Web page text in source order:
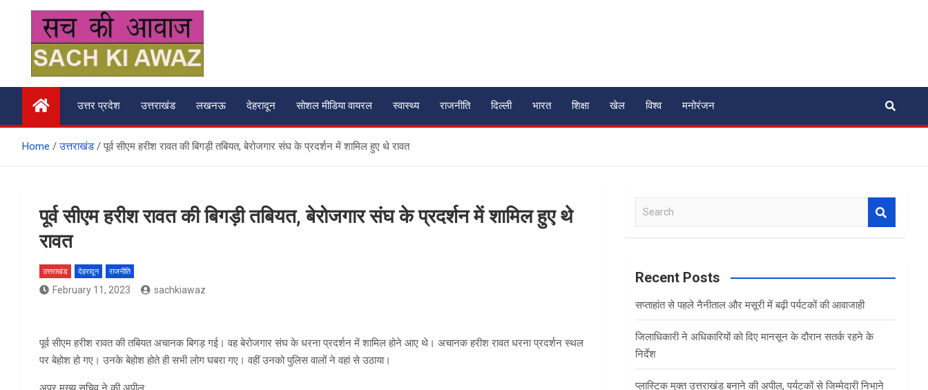
content
सच की आवाज
उत्तर प्रदेश उत्तराखंड लखनऊ देहरादून सोशल मीडिया वायरल स्वास्थ्य राजनीति दिल्ली भारत शिक्षा खेल विश्व मनोरंजन
Home उत्तराखंड पूर्व सीएम हरीश रावत की ब‍िगड़ी तबियत, बेरोजगार संघ के प्रदर्शन में शामिल हुए थे रावत
पूर्व सीएम हरीश रावत की ब‍िगड़ी तबियत, बेरोजगार संघ के प्रदर्शन में शामिल हुए थे
रावत
उत्तराखंड देहरादून राजनीति
February 11, 2023 sachkiawaz
पूर्व सीएम हरीश रावत की तबियत अचानक बिगड़ गई। वह बेरोजगार संघ के धरना प्रदर्शन में शामिल होने आए थे। अचानक हरीश रावत धरना प्रदर्शन स्‍थल
पर बेहोश हो गए। उनके बेहोश होते ही सभी लोग घबरा गए। वहीं उनको पुलिस वालों ने वहां से उठाया।
a
c
Recent Posts
सप्ताहांत से पहले नैनीताल और मसूरी में बढ़ी पर्यटकों की आवाजाही
जिलाधिकारी ने अधिकारियों को दिए मानसून के दौरान सतर्क रहने के
निर्देश
प्लास्टिक मुक्त उत्तराखंड बनाने की अपील, पर्यटकों से जिम्मेदारी निभाने